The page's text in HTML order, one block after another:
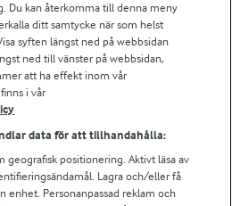
Du kan återkomma till denna meny
ditt samtycke när som helst
syften längst ned på webbsidan
ned till vänster på webbsidan,
att ha effekt inom vår
i vår
data för att tillhandahålla:
geografisk positionering. Aktivt läsa av
Lagra och/eller få
enhet. Personanpassad reklam och